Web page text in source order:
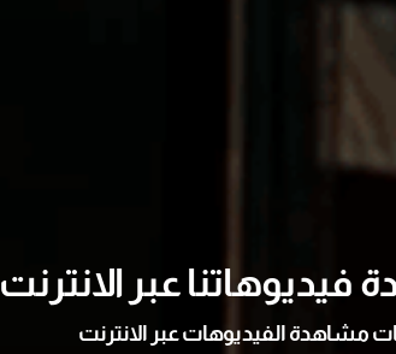
عبر الانترنت
مشاهدة الفيديوهات عبر الانترنت